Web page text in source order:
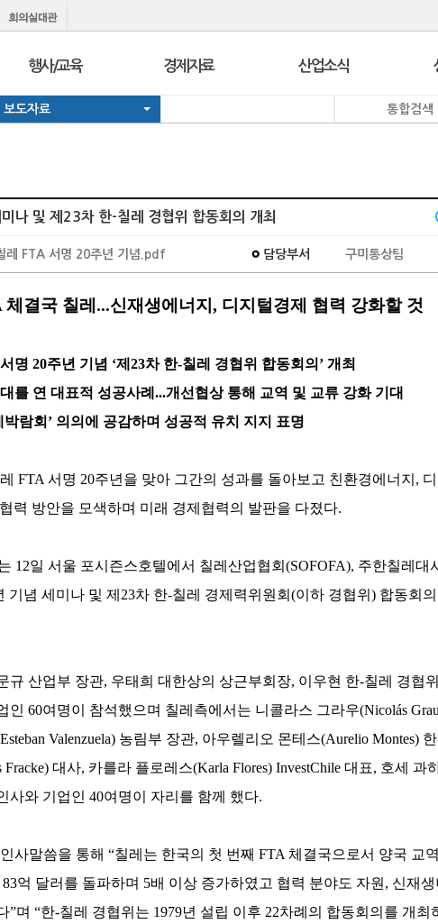
행사/교육
행사
코참경영상담
경제자료
온라인세미나
지역상의 보도자료
산업소식
유관기관소식
만화CEO열전
보도자료 통합검색
나 및 제23차 한-칠레 경협위 합동회의 개최
레 FTA 서명 20주년 기념.pdf 담당부서 구미통상팀
체결국 칠레...신재생에너지, 디지털경제 협력 강화할 것
명 20주년 기념 ‘제23차 한-칠레 경협위 합동회의’ 개최
를 연 대표적 성공사례...개선협상 통해 교역 및 교류 강화 기대
람회’ 의의에 공감하며 성공적 유치 지지 표명
FTA 서명 20주년을 맞아 그간의 성과를 돌아보고 친환경에너지,
력 방안을 모색하며 미래 경제협력의 발판을 다졌다.
12일 서울 포시즌스호텔에서 칠레산업협회(SOFOFA), 주한칠레대
기념 세미나 및 제23차 한-칠레 경제력위원회(이하 경협위) 합동회의
규 산업부 장관, 우태희 대한상의 상근부회장, 이우현 한-칠레 경협
인 60여명이 참석했으며 칠레측에서는 니콜라스 그라우(Nicolás
Valenzuela) 농림부 장관, 아우렐리오 몬테스(Aurelio Montes)
대사, 카를라 플로레스(Karla Flores) InvestChile 대표, 호세 과
사와 기업인 40여명이 자리를 함께 했다.
사말씀을 통해 “칠레는 한국의 첫 번째 FTA 체결국으로서 양국 교
억 달러를 돌파하며 5배 이상 증가하였고 협력 분야도 자원, 신재
”며 “한-칠레 경협위는 1979년 설립 이후 22차례의 합동회의를 개최